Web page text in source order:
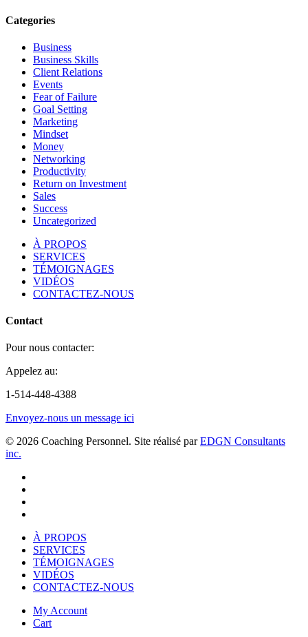
Categories
Business
Business Skills
Client Relations
Events
Fear of Failure
Goal Setting
Marketing
Mindset
Money
Networking
Productivity
Return on Investment
Sales
Success
Uncategorized
À PROPOS
SERVICES
TÉMOIGNAGES
VIDÉOS
CONTACTEZ-NOUS
Contact
Pour nous contacter:
Appelez au:
1-514-448-4388
Envoyez-nous un message ici
© 2026 Coaching Personnel. Site réalisé parEDGN Consultants
inc.
Close
Menu
À PROPOS
SERVICES
TÉMOIGNAGES
VIDÉOS
CONTACTEZ-NOUS
My Account
Cart